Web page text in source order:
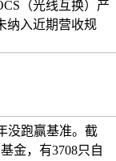
（光线互换）产
纳入近期营收规
没跑赢基准。截
金，有3708只自